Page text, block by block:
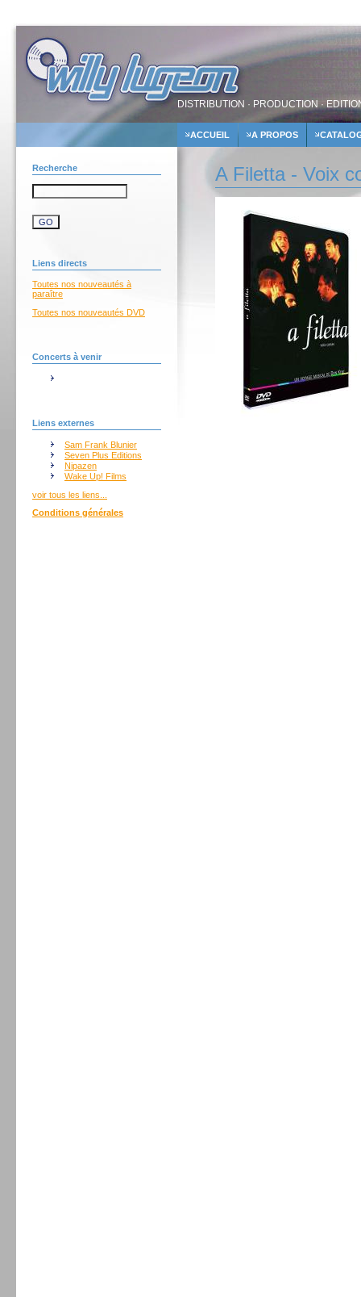
DISTRIBUTION · PRODUCTION ·
ACCUEIL A PROPOS
Recherche
Liens directs
Toutes nos nouveautés à
paraître
Toutes nos nouveautés DVD
Concerts à venir
Liens externes
Sam Frank Blunier
Seven Plus Editions
Nipazen
Wake Up! Films
voir tous les liens...
Conditions générales
A Filetta - Voix